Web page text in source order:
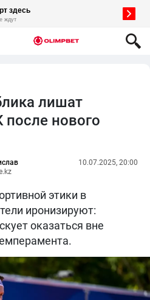
лишат
после нового
10.07.2025, 20:00
этики в
иронизируют:
оказаться вне